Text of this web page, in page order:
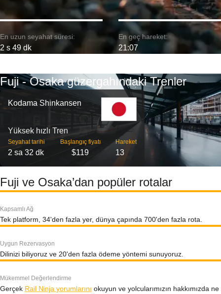
En uzun seyahat süresi:
2 s 49 dk
En geç hareket:
21:07
Fuji - Osaka güzergahındaki Trenler
Kodama Shinkansen
Yüksek hızlı Tren
Seyahat tarihi
2 sa 32 dk
Başlangıç ​​fiyatı
$119
Hareket
13
Fuji ve Osaka’dan popüler rotalar
Kapsamlı Ağ
Tek platform, 34'den fazla yer, dünya çapında 700'den fazla rota.
Uygun Rezervasyon
Dilinizi biliyoruz ve 20'den fazla ödeme yöntemi sunuyoruz.
Mükemmel Değerlendirme
Gerçek Rail Ninja yorumlarını okuyun ve yolcularımızın hakkımızda ne